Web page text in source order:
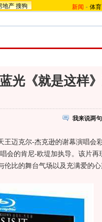
地产 搜狗 新闻 - 体育
光《就是这样
我来说两句
迈克尔-杰克逊的谢幕演唱会
会的肯尼-欧堤加执导。该片
伦比的舞台气场以及充满爱的